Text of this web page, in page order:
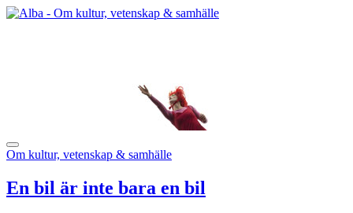
Om kultur, vetenskap & samhälle
En bil är inte bara en bil